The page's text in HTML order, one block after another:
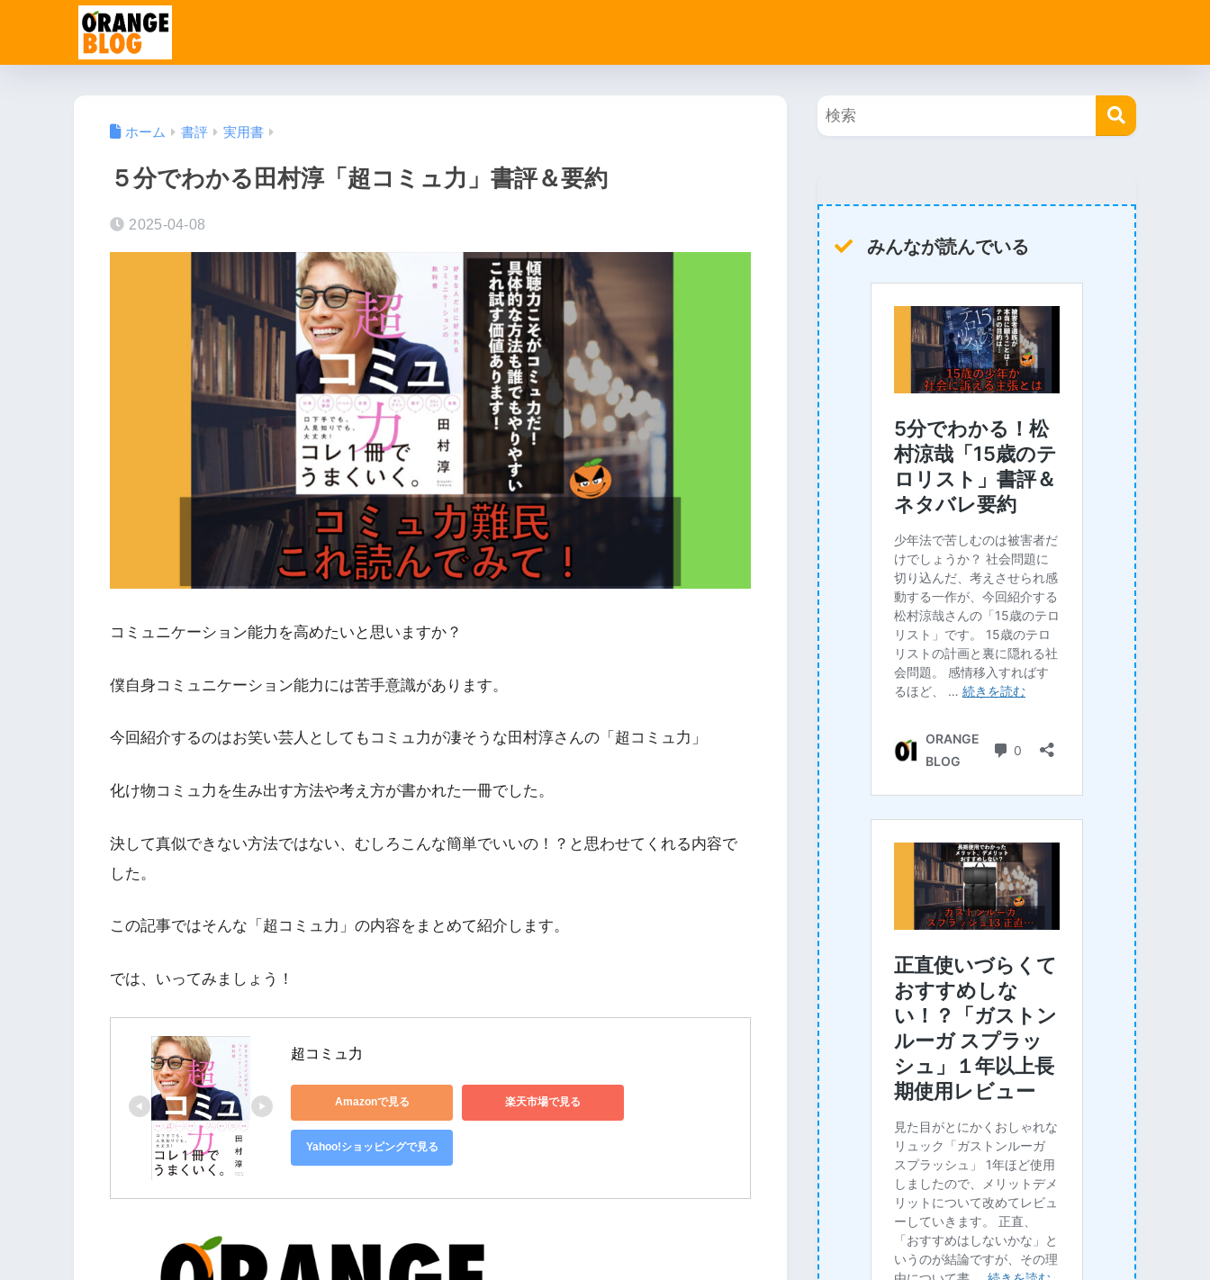
ホーム 書評 実用書
５分でわかる田村淳「超コミュ力」書評＆要約
2025-04-08
コミュニケーション能力を高めたいと思いますか？
僕自身コミュニケーション能力には苦手意識があります。
今回紹介するのはお笑い芸人としてもコミュ力が凄そうな田村淳さんの「超コミュ力」
化け物コミュ力を生み出す方法や考え方が書かれた一冊でした。
決して真似できない方法ではない、むしろこんな簡単でいいの！？と思わせてくれる内容で
した。
この記事ではそんな「超コミュ力」の内容をまとめて紹介します。
では、いってみましょう！
超コミュ力
Amazonで見る 楽天市場で見る
Yahoo!ショッピングで見る
みんなが読んでいる